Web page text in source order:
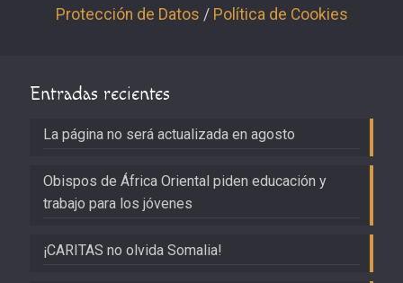
Protección de Datos / Política de Cookies
Entradas recientes
La página no será actualizada en agosto
Obispos de África Oriental piden educación y
trabajo para los jóvenes
¡CARITAS no olvida Somalia!